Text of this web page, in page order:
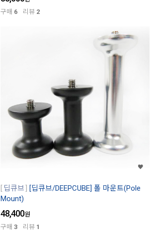
구매 6 리뷰 2
딥큐브
[딥큐브/DEEPCUBE] 폴 마운트(Pole
Mount)
48,400원
구매 3 리뷰 1